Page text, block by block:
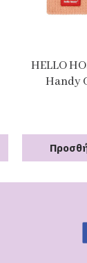
HELLO
Handy